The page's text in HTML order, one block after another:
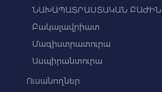
ՆԱԽԱՊԱՏՐԱՍՏԱԿԱՆ ԲԱԺԻՆ
Բակալավրիատ
Մագիստրատուրա
Ասպիրանտուրա
Ուսանողներ